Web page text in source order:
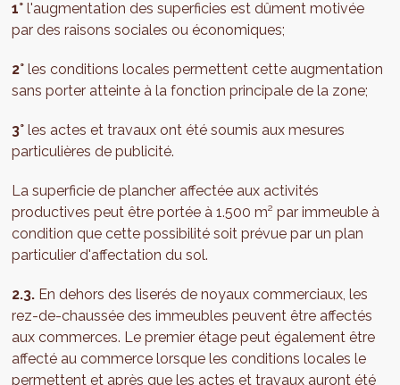
1°l'augmentation des superficies est dûment motivée
par des raisons sociales ou économiques;
2°les conditions locales permettent cette augmentation
sans porter atteinte à la fonction principale de la zone;
3°les actes et travaux ont été soumis aux mesures
particulières de publicité.
La superficie de plancher affectée aux activités
productives peut être portée à 1.500 m² par immeuble à
condition que cette possibilité soit prévue par un plan
particulier d'affectation du sol.
2.3. En dehors des liserés de noyaux commerciaux, les
rez-de-chaussée des immeubles peuvent être affectés
aux commerces. Le premier étage peut également être
affecté au commerce lorsque les conditions locales le
permettent et après que les actes et travaux auront été